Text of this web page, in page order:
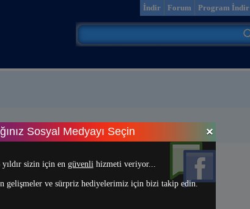
Program İndir
Forum
İndir
Sosyal Medyayı Seçin
sizin için en güvenlihizmeti veriyor...
gelişmeler ve sürpriz hediyelerimiz için bizi takip edin.